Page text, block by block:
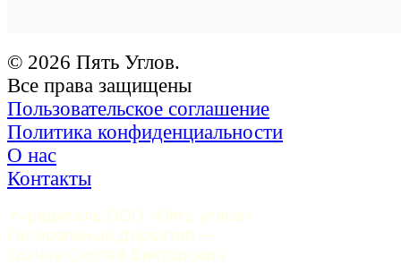
© 2026 Пять Углов.
Все права защищены
Пользовательское соглашение
Политика конфиденциальности
О нас
Контакты
Учредитель ООО «Пять углов».
Генеральный директор —
Грачев Сергей Викторович